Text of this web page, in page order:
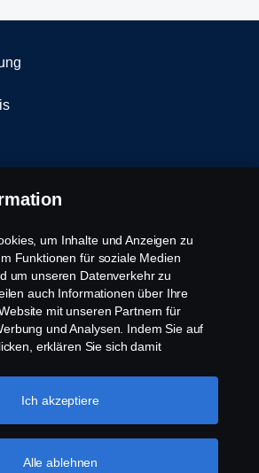
All rights reserved. Scania
um Inhalte und Anzeigen zu
Funktionen für soziale Medien
um unseren Datenverkehr zu
auch Informationen über Ihre
mit unseren Partnern für
und Analysen. Indem Sie auf
erklären Sie sich damit
werden. Sie können Ihre
indem Sie auf die "Cookie-
Alle ablehnen
Ich akzeptiere